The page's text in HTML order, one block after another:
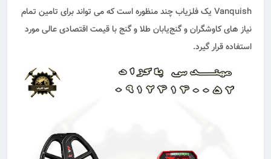
Vanquish یک فلزیاب چند منظوره است که می تواند برای تامین تمام
نیاز های کاوشگران و گنج‌یابان طلا و گنج با قیمت اقتصادی عالی مورد
استفاده قرار گیرد.